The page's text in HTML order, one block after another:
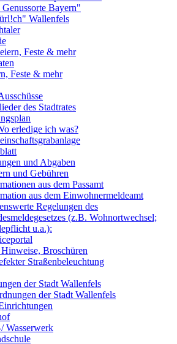
Bayern"
Wallenfels
Feste & mehr
Feste & mehr
des Stadtrates
erledige ich was?
und Abgaben
und Gebühren
aus dem Passamt
aus dem Einwohnermeldeamt
Regelungen des
(z.B. Wohnortwechsel;
u.a.):
Broschüren
Straßenbeleuchtung
der Stadt Wallenfels
der Stadt Wallenfels
Wasserwerk